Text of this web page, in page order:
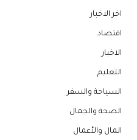
اخر الاخبار
اقتصاد
الاخبار
التعليم
السياحة والسفر
الصحة والجمال
المال والأعمال